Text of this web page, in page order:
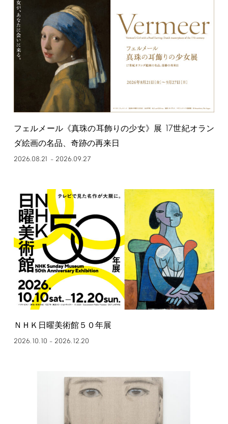
フェルメール《真珠の耳飾りの少女》展 17世紀オラン
ダ絵画の名品、奇跡の再来日
2026.08.21 – 2026.09.27
ＮＨＫ日曜美術館５０年展
2026.10.10 – 2026.12.20